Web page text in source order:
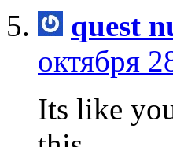
quest
октября
Its like